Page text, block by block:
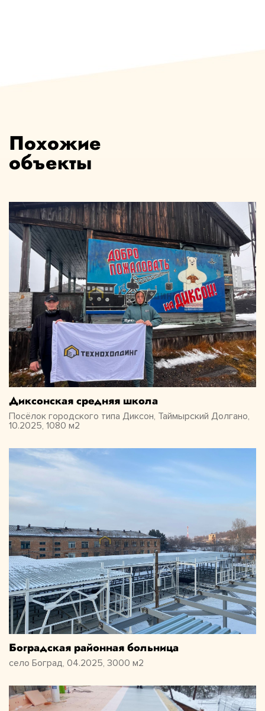
Похожие
объекты
Диксонская средняя школа
Посёлок городского типа Диксон, Таймырский Долгано,
10.2025, 1080 м2
Боградская районная больница
село Боград, 04.2025, 3000 м2